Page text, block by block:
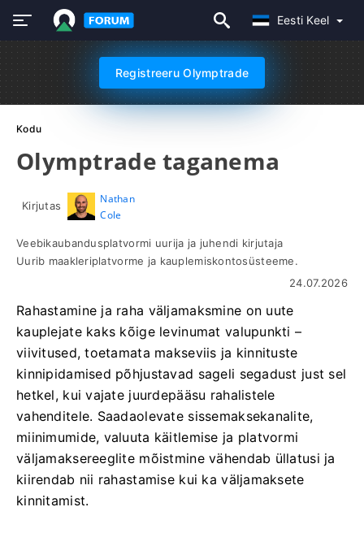
Eesti Keel
Registreeru Olymptrade
Kodu
Olymptrade taganema
Kirjutas
Nathan
Cole
Veebikaubandusplatvormi uurija ja juhendi kirjutaja
Uurib maakleriplatvorme ja kauplemiskontosüsteeme.
24.07.2026
Rahastamine ja raha väljamaksmine on uute
kauplejate kaks kõige levinumat valupunkti –
viivitused, toetamata makseviis ja kinnituste
kinnipidamised põhjustavad sageli segadust just sel
hetkel, kui vajate juurdepääsu rahalistele
vahenditele. Saadaolevate sissemaksekanalite,
miinimumide, valuuta käitlemise ja platvormi
väljamaksereeglite mõistmine vähendab üllatusi ja
kiirendab nii rahastamise kui ka väljamaksete
kinnitamist.